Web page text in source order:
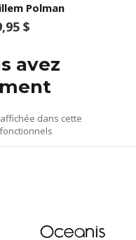
Polman
$
avez
dans cette